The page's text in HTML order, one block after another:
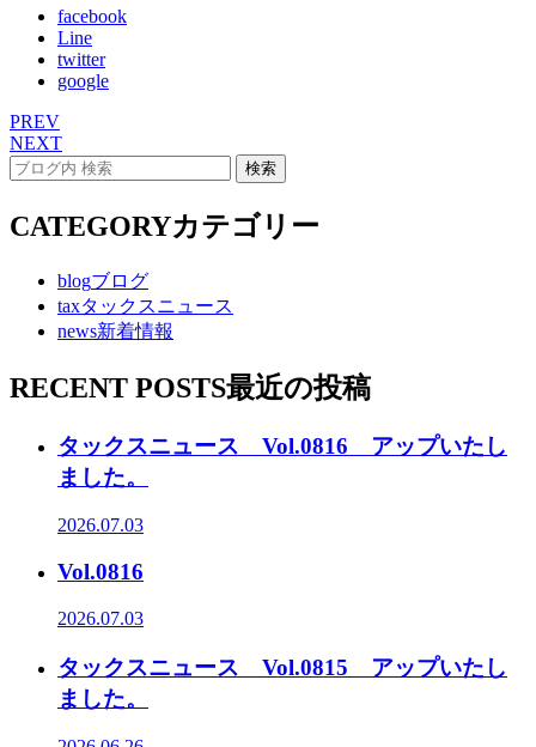
facebook
Line
twitter
google
PREV
NEXT
CATEGORYカテゴリー
blogブログ
taxタックスニュース
news新着情報
RECENT POSTS最近の投稿
タックスニュース Vol.0816 アップいたし
ました。
2026.07.03
Vol.0816
2026.07.03
タックスニュース Vol.0815 アップいたし
ました。